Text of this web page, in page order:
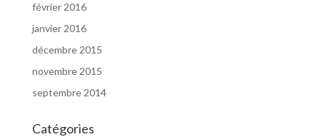
février 2016
janvier 2016
décembre 2015
novembre 2015
septembre 2014
Catégories